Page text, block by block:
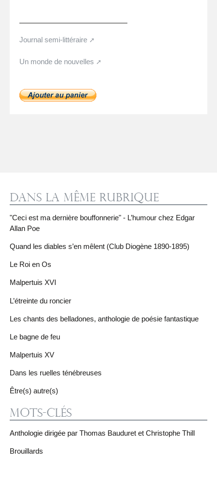
Journal semi-littéraire
Un monde de nouvelles
Dans la même rubrique
"Ceci est ma dernière bouffonnerie" - L’humour chez Edgar
Allan Poe
Quand les diables s’en mêlent (Club Diogène 1890-1895)
Le Roi en Os
Malpertuis XVI
L’étreinte du roncier
Les chants des belladones, anthologie de poésie fantastique
Le bagne de feu
Malpertuis XV
Dans les ruelles ténébreuses
Être(s) autre(s)
Mots-clés
Anthologie dirigée par Thomas Bauduret et Christophe Thill
Brouillards